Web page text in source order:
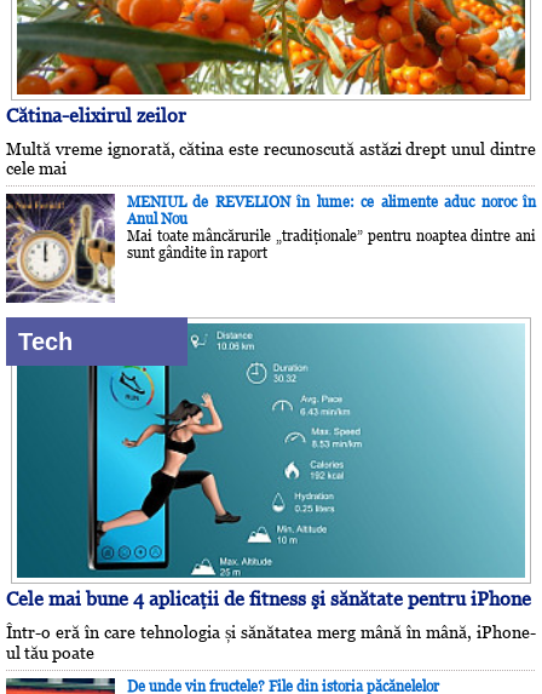
Cătina-elixirul zeilor
Multă vreme ignorată, cătina este recunoscută astăzi drept unul dintre
cele mai
MENIUL de REVELION în lume: ce alimente aduc noroc în
Anul Nou
Mai toate mâncărurile „tradiţionale” pentru noaptea dintre ani
sunt gândite în raport
Tech
Cele mai bune 4 aplicaţii de fitness şi sănătate pentru iPhone
Într-o eră în care tehnologia și sănătatea merg mână în mână, iPhone-
ul tău poate
De unde vin fructele? File din istoria păcănelelor